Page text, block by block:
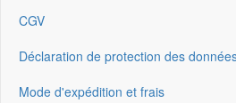
CGV
Déclaration de protection des
Mode d'expédition et frais